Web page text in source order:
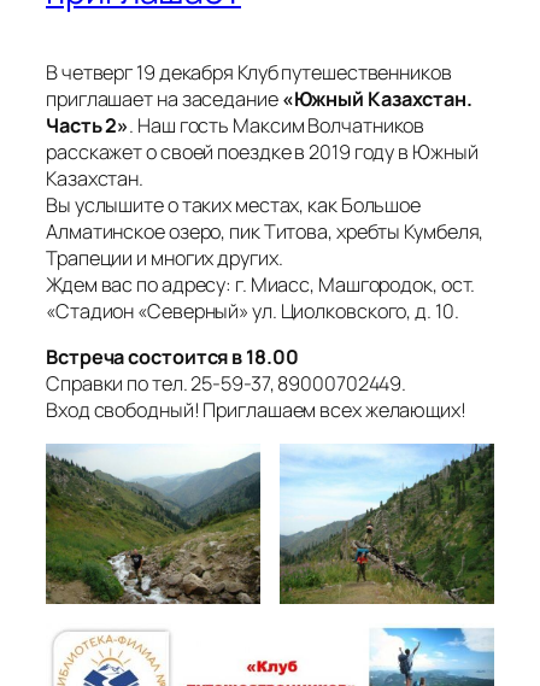
В четверг 19 декабря Клуб путешественников
приглашает на заседание«Южный Казахстан.
Часть 2». Наш гость Максим Волчатников
расскажет о своей поездке в 2019 году в Южный
Казахстан.
Вы услышите о таких местах, как Большое
Алматинское озеро, пик Титова, хребты Кумбеля,
Трапеции и многих других.
Ждем вас по адресу: г. Миасс, Машгородок, ост.
«Стадион «Северный» ул. Циолковского, д. 10.
Встреча состоится в 18.00
Справки по тел. 25-59-37, 89000702449.
Вход свободный! Приглашаем всех желающих!